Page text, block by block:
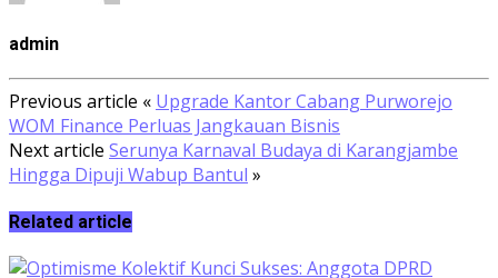
admin
Previous article « Upgrade Kantor Cabang Purworejo
WOM Finance Perluas Jangkauan Bisnis
Next article Serunya Karnaval Budaya di Karangjambe
Hingga Dipuji Wabup Bantul »
Related article